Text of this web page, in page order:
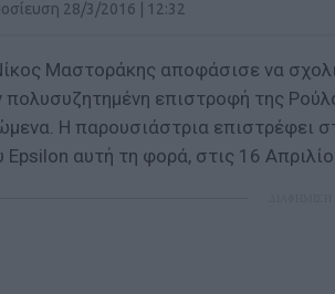
28/3/2016 | 12:32
Μαστοράκης αποφάσισε να
πολυσυζητημένη επιστροφή της
Η παρουσιάστρια επιστρέφει
Epsilon αυτή τη φορά, στις 16